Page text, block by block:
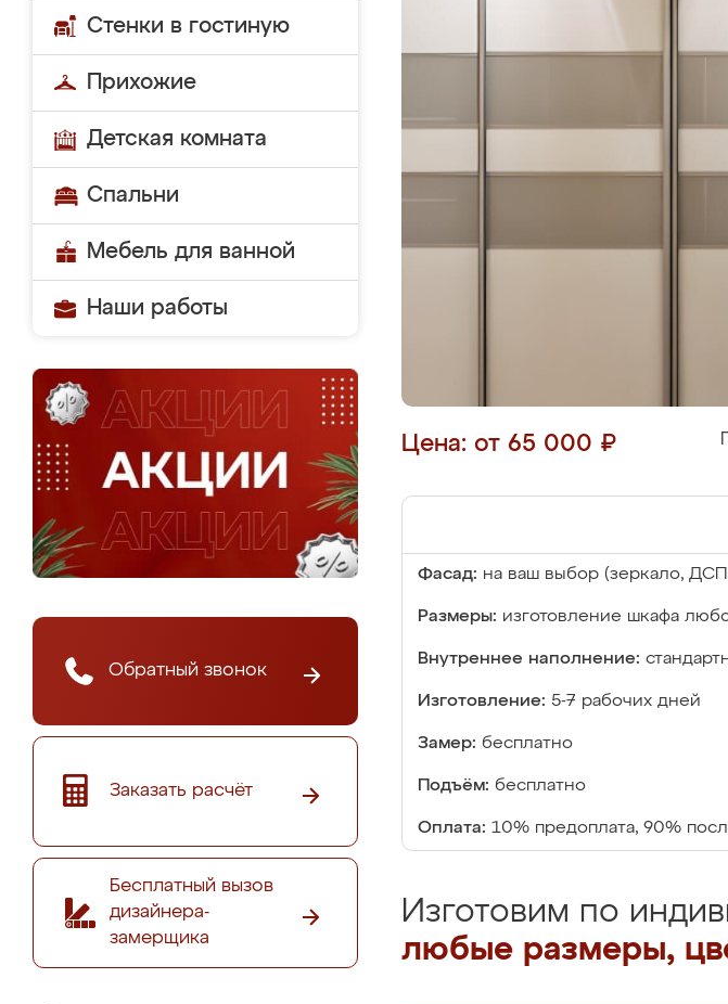
Стенки в гостиную
Прихожие
Детская комната
Спальни
Мебель для ванной
Наши работы
Обратный звонок
Заказать расчёт
Бесплатный вызов
дизайнера-
замерщика
Цена: от 65 000 ₽
Фасад: на ваш выбор (зеркало,
Размеры: изготовление шкафа
Внутреннее наполнение:
Изготовление: 5-7 рабочих дней
Замер: бесплатно
Подъём: бесплатно
Оплата: 10% предоплата, 90%
Изготовим по
любые размеры,